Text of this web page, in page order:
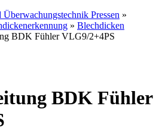
Überwachungstechnik Pressen »
» Blechdicken
BDK Fühler VLG9/2+4PS
BDK Fühler